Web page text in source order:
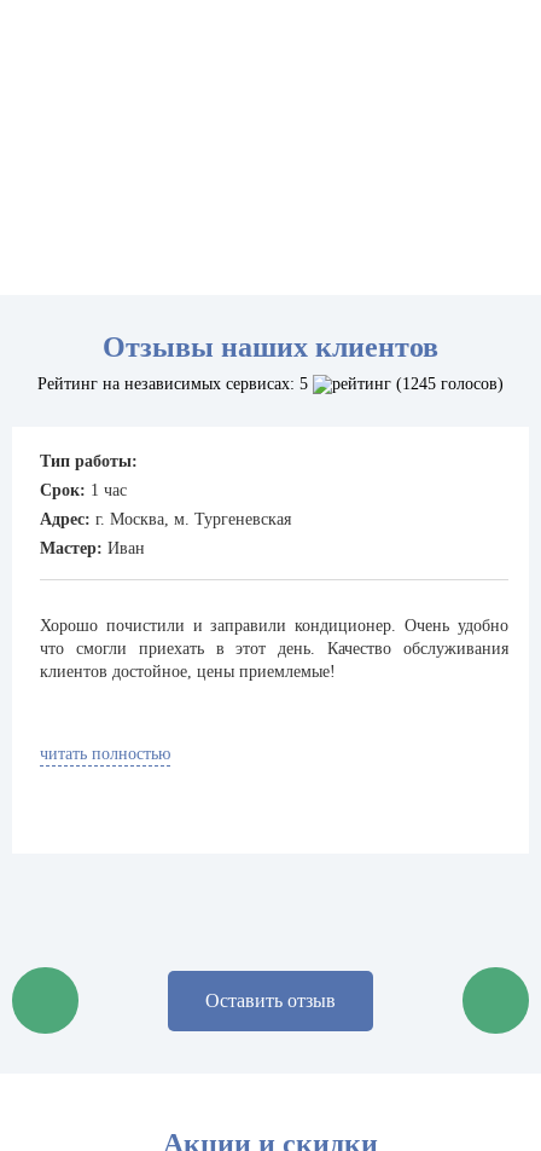
Отзывы наших клиентов
Рейтинг на независимых сервисах: 5 (1245 голосов)
Тип работы:
Срок: 1 час
Адрес: г. Москва, м. Тургеневская
Мастер: Иван
Хорошо почистили и заправили кондиционер. Очень удобно
что смогли приехать в этот день. Качество обслуживания
клиентов достойное, цены приемлемые!
читать полностью
Оставить отзыв
Акции и скидки